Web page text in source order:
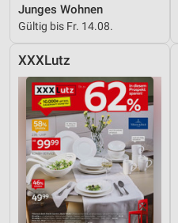
Junges Wohnen
Gültig bis Fr. 14.08.
XXXLutz